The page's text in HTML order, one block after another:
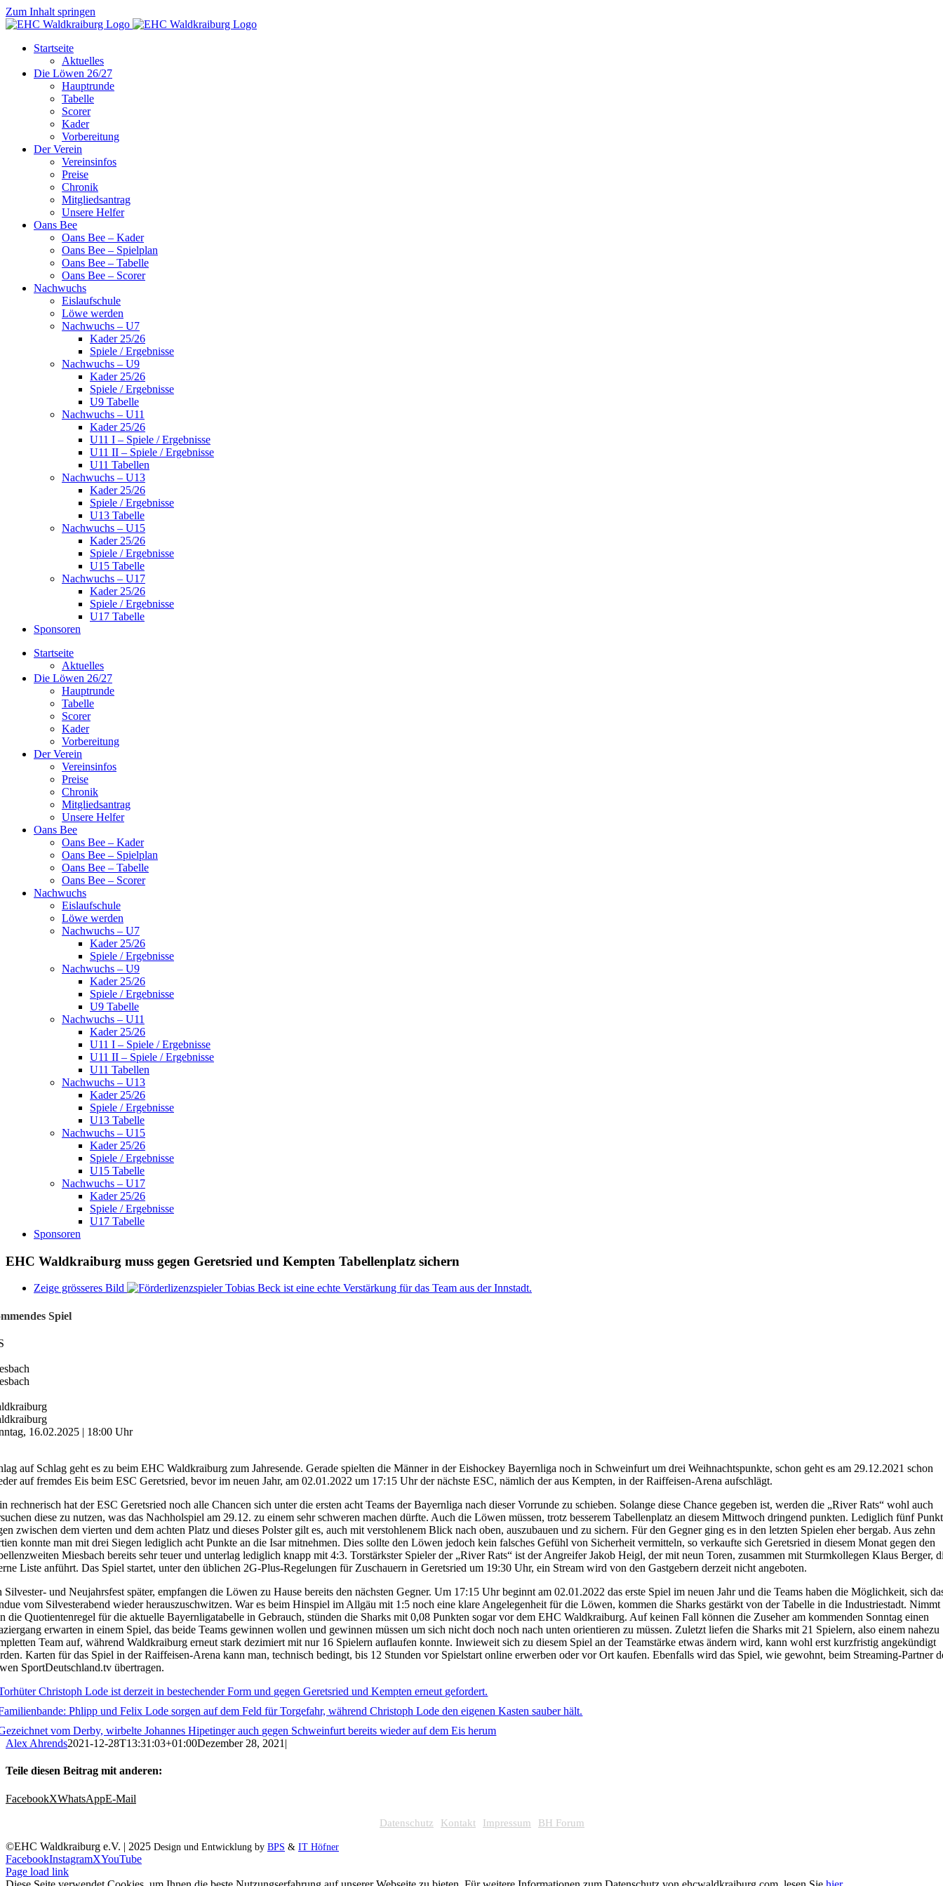
Zum Inhalt springen
Startseite
Aktuelles
Die Löwen 26/27
Hauptrunde
Tabelle
Scorer
Kader
Vorbereitung
Der Verein
Vereinsinfos
Preise
Chronik
Mitgliedsantrag
Unsere Helfer
Oans Bee
Oans Bee – Kader
Oans Bee – Spielplan
Oans Bee – Tabelle
Oans Bee – Scorer
Nachwuchs
Eislaufschule
Löwe werden
Nachwuchs – U7
Kader 25/26
Spiele / Ergebnisse
Nachwuchs – U9
Kader 25/26
Spiele / Ergebnisse
U9 Tabelle
Nachwuchs – U11
Kader 25/26
U11 I – Spiele / Ergebnisse
U11 II – Spiele / Ergebnisse
U11 Tabellen
Nachwuchs – U13
Kader 25/26
Spiele / Ergebnisse
U13 Tabelle
Nachwuchs – U15
Kader 25/26
Spiele / Ergebnisse
U15 Tabelle
Nachwuchs – U17
Kader 25/26
Spiele / Ergebnisse
U17 Tabelle
Sponsoren
Startseite
Aktuelles
Die Löwen 26/27
Hauptrunde
Tabelle
Scorer
Kader
Vorbereitung
Der Verein
Vereinsinfos
Preise
Chronik
Mitgliedsantrag
Unsere Helfer
Oans Bee
Oans Bee – Kader
Oans Bee – Spielplan
Oans Bee – Tabelle
Oans Bee – Scorer
Nachwuchs
Eislaufschule
Löwe werden
Nachwuchs – U7
Kader 25/26
Spiele / Ergebnisse
Nachwuchs – U9
Kader 25/26
Spiele / Ergebnisse
U9 Tabelle
Nachwuchs – U11
Kader 25/26
U11 I – Spiele / Ergebnisse
U11 II – Spiele / Ergebnisse
U11 Tabellen
Nachwuchs – U13
Kader 25/26
Spiele / Ergebnisse
U13 Tabelle
Nachwuchs – U15
Kader 25/26
Spiele / Ergebnisse
U15 Tabelle
Nachwuchs – U17
Kader 25/26
Spiele / Ergebnisse
U17 Tabelle
Sponsoren
EHC Waldkraiburg muss gegen Geretsried und Kempten Tabellenplatz sichern
Zeige grösseres Bild
Spiel
16.02.2025 | 18:00 Uhr
auf Schlag geht es zu beim EHC Waldkraiburg zum Jahresende. Gerade spielten die Männer in der Eishockey Bayernliga noch in Schweinfurt um drei Weihnachtspunkte, schon geht es am 29.12.2021 schon
auf fremdes Eis beim ESC Geretsried, bevor im neuen Jahr, am 02.01.2022 um 17:15 Uhr der nächste ESC, nämlich der aus Kempten, in der Raiffeisen-Arena aufschlägt.
rechnerisch hat der ESC Geretsried noch alle Chancen sich unter die ersten acht Teams der Bayernliga nach dieser Vorrunde zu schieben. Solange diese Chance gegeben ist, werden die „River Rats“ wohl auch
diese zu nutzen, was das Nachholspiel am 29.12. zu einem sehr schweren machen dürfte. Auch die Löwen müssen, trotz besserem Tabellenplatz an diesem Mittwoch dringend punkten. Lediglich fünf
zwischen dem vierten und dem achten Platz und dieses Polster gilt es, auch mit verstohlenem Blick nach oben, auszubauen und zu sichern. Für den Gegner ging es in den letzten Spielen eher bergab. Aus zehn
konnte man mit drei Siegen lediglich acht Punkte an die Isar mitnehmen. Dies sollte den Löwen jedoch kein falsches Gefühl von Sicherheit vermitteln, so verkaufte sich Geretsried in diesem Monat gegen den
Miesbach bereits sehr teuer und unterlag lediglich knapp mit 4:3. Torstärkster Spieler der „River Rats“ ist der Angreifer Jakob Heigl, der mit neun Toren, zusammen mit Sturmkollegen Klaus Berger,
Liste anführt. Das Spiel startet, unter den üblichen 2G-Plus-Regelungen für Zuschauern in Geretsried um 19:30 Uhr, ein Stream wird von den Gastgebern derzeit nicht angeboten.
Silvester- und Neujahrsfest später, empfangen die Löwen zu Hause bereits den nächsten Gegner. Um 17:15 Uhr beginnt am 02.01.2022 das erste Spiel im neuen Jahr und die Teams haben die Möglichkeit, sich
vom Silvesterabend wieder herauszuschwitzen. War es beim Hinspiel im Allgäu mit 1:5 noch eine klare Angelegenheit für die Löwen, kommen die Sharks gestärkt von der Tabelle in die Industriestadt. Nimmt
die Quotientenregel für die aktuelle Bayernligatabelle in Gebrauch, stünden die Sharks mit 0,08 Punkten sogar vor dem EHC Waldkraiburg. Auf keinen Fall können die Zuseher am kommenden Sonntag einen
erwarten in einem Spiel, das beide Teams gewinnen wollen und gewinnen müssen um sich nicht doch noch nach unten orientieren zu müssen. Zuletzt liefen die Sharks mit 21 Spielern, also einem nahezu
Team auf, während Waldkraiburg erneut stark dezimiert mit nur 16 Spielern auflaufen konnte. Inwieweit sich zu diesem Spiel an der Teamstärke etwas ändern wird, kann wohl erst kurzfristig angekündigt
Karten für das Spiel in der Raiffeisen-Arena kann man, technisch bedingt, bis 12 Stunden vor Spielstart online erwerben oder vor Ort kaufen. Ebenfalls wird das Spiel, wie gewohnt, beim Streaming-Partner
SportDeutschland.tv übertragen.
Alex Ahrends2021-12-28T13:31:03+01:00Dezember 28, 2021 |
Teile diesen Beitrag mit anderen:
FacebookXWhatsAppE-Mail
Datenschutz Kontakt Impressum BH Forum
©EHC Waldkraiburg e.V. | 2025 Design und Entwicklung by BPS & IT Höfner
FacebookInstagramXYouTube
Page load link